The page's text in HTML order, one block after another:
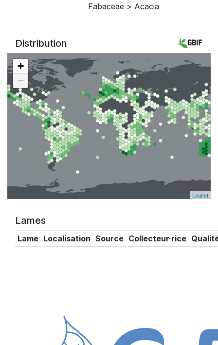
Fabaceae > Acacia
Distribution
+
−
Leaflet
Lames
Lame Localisation Source Collecteur·rice